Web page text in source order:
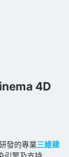
4D
發的專業三維建